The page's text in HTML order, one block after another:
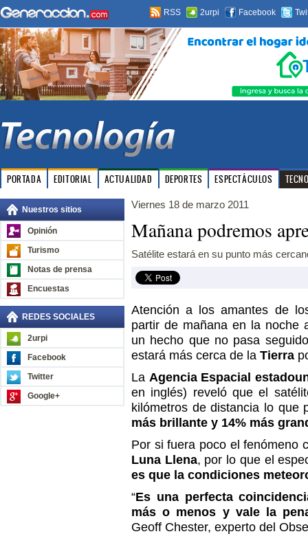
RSS 2urpi Facebook
PORTADA EDITORIAL ACTUALIDAD DEPORTES ESPECTÁCULOS
Nuestros sitios
Opinión
Turismo
Notas de prensa
Encuestas
REDES SOCIALES
2urpi
Facebook
Twitter
Google+
Viernes 18 de marzo 2011
Mañana podremos
Satélite estará en su punto más
Atención a los amantes de
partir de mañana en la noche
un hecho que no pasa
estará más cerca de la Tierra
La Agencia Espacial
en inglés) reveló que el
kilómetros de distancia lo que
más brillante y 14% más
Por si fuera poco el fenómeno
Luna Llena, por lo que el
es que la condiciones
“Es una perfecta
más o menos y vale la
Geoff Chester, experto del